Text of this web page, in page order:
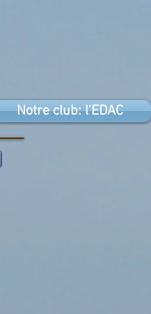
Notre club: l'EDAC